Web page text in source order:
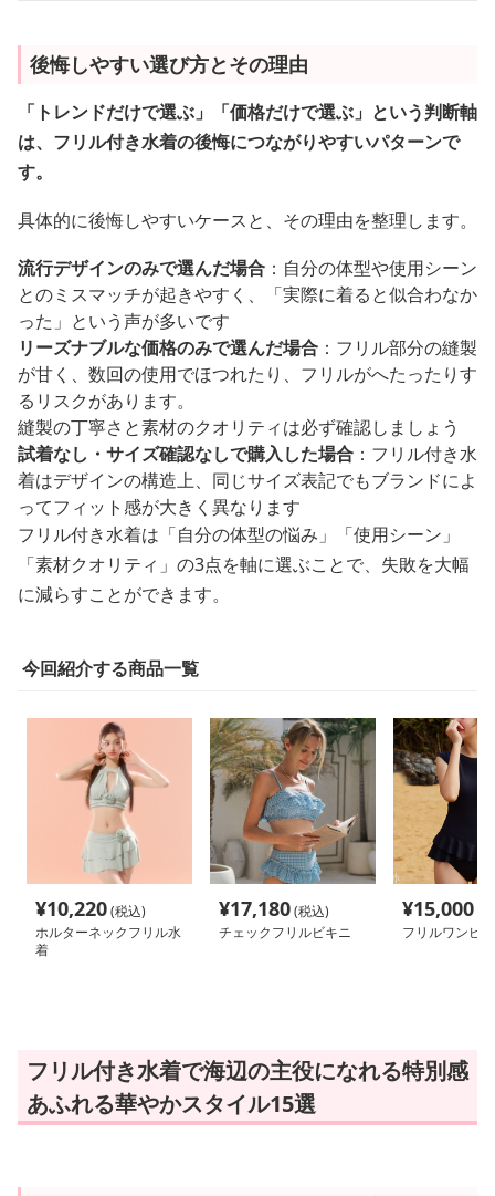
後悔しやすい選び方とその理由
「トレンドだけで選ぶ」「価格だけで選ぶ」という判断軸
は、フリル付き水着の後悔につながりやすいパターンで
す。
具体的に後悔しやすいケースと、その理由を整理します。
流行デザインのみで選んだ場合 ：自分の体型や使用シーン
とのミスマッチが起きやすく、「実際に着ると似合わなか
った」という声が多いです
リーズナブルな価格のみで選んだ場合 ：フリル部分の縫製
が甘く、数回の使用でほつれたり、フリルがへたったりす
るリスクがあります。
縫製の丁寧さと素材のクオリティは必ず確認しましょう
試着なし・サイズ確認なしで購入した場合 ：フリル付き水
着はデザインの構造上、同じサイズ表記でもブランドによ
ってフィット感が大きく異なります
フリル付き水着は「自分の体型の悩み」「使用シーン」
「素材クオリティ」の3点を軸に選ぶことで、失敗を大幅
に減らすことができます。
今回紹介する商品一覧
¥10,220(税込)
ホルターネックフリル水
着
¥17,180(税込)
チェックフリルビキニ
¥15,000
フリルワンピ
フリル付き水着で海辺の主役になれる特別感
あふれる華やかスタイル15選